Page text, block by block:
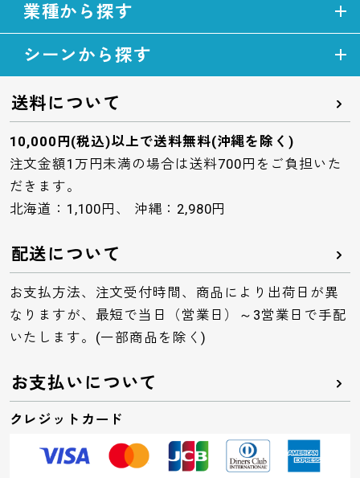
業種から探す
シーンから探す
送料について
10,000円(税込)以上で送料無料(沖縄を除く)
注文金額1万円未満の場合は送料700円をご負担いた
だきます。
北海道：1,100円、 沖縄：2,980円
配送について
お支払方法、注文受付時間、商品により出荷日が異
なりますが、最短で当日（営業日）～3営業日で手配
いたします。(一部商品を除く)
お支払いについて
クレジットカード